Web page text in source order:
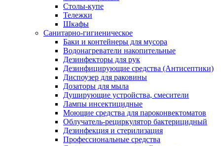
Столы-купе
Тележки
Шкафы
Санитарно-гигиеническое
Баки и контейнеры для мусора
Водонагреватели накопительные
Дезинфекторы для рук
Дезинфицирующие средства (Антисептики)
Диспоузер для раковины
Дозаторы для мыла
Душирующие устройства, смесители
Лампы инсектицидные
Моющие средства для пароконвектоматов
Облучатель-рециркулятор бактерицидный
Дезинфекция и стерилизация
Профессиональные средства